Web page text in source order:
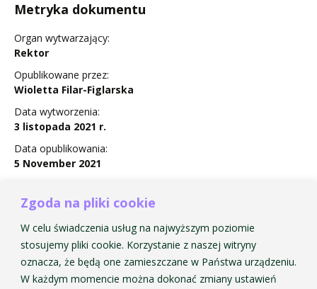
Zgoda na pliki cookie
W celu świadczenia usług na najwyższym poziomie
stosujemy pliki cookie. Korzystanie z naszej witryny
oznacza, że będą one zamieszczane w Państwa urządzeniu.
W każdym momencie można dokonać zmiany ustawień
Metryka dokumentu
Organ wytwarzający:
Rektor
Opublikowane przez:
Wioletta Filar-Figlarska
Data wytworzenia:
3 listopada 2021 r.
Data opublikowania:
5 November 2021
Obowiązuje
Komunikat Nr 10 w sprawie uchwał podjętych w dniu 28
października 2021 r. przez Senat AMKP